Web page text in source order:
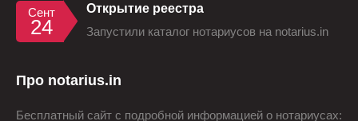
Сент
24
Открытие реестра
Запустили каталог нотариусов на notarius.in
Про notarius.in
Бесплатный сайт с подробной информацией о нотариусах: